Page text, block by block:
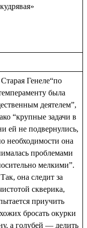
Старая Генеле“по
была
деятелем”,
“крупные задачи в
ей не подвернулись,
необходимости она
проблемами
мелкими”.
Так, она следит за
скверика,
приучить
бросать окурки
а голубей — делить